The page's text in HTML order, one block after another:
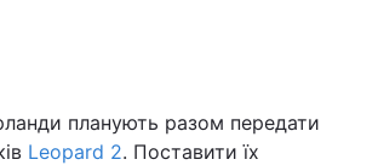
Війна
планують разом передати
Leopard 2. Поставити їх